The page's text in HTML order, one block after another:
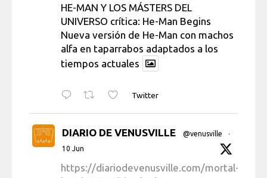
HE-MAN Y LOS MÁSTERS DEL
UNIVERSO crítica: He-Man Begins
Nueva versión de He-Man con machos
alfa en taparrabos adaptados a los
tiempos actuales
Twitter
DIARIO DE VENUSVILLE @venusville
·
10 Jun
https://diariodevenusville.com/mortal-